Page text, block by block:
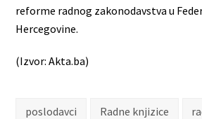
reforme radnog zakonodavstva u
Hercegovine.
(Izvor: Akta.ba)
poslodavci Radne knjizice